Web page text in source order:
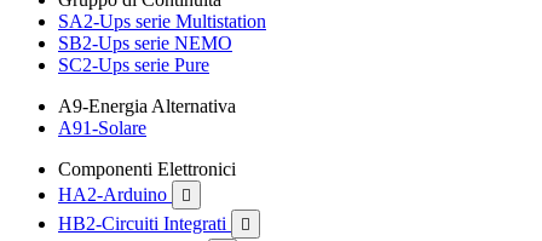
SA2-Ups serie Multistation
SB2-Ups serie NEMO
SC2-Ups serie Pure
A9-Energia Alternativa
A91-Solare
Componenti Elettronici
HA2-Arduino

HB2-Circuiti Integrati 